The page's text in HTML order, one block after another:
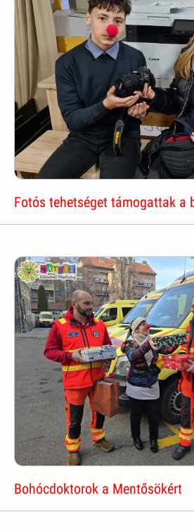
Fotós tehetséget támogattak a
Bohócdoktorok a Mentősökért